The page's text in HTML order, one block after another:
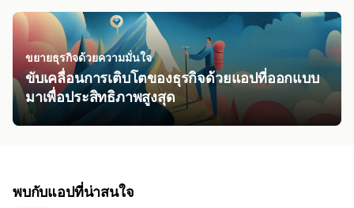
ขยายธุรกิจด้วยความมั่นใจ
ขับเคลื่อนการเติบโตของธุรกิจด้วยแอปที่ออกแบบ
มาเพื่อประสิทธิภาพสูงสุด
พบกับแอปที่น่าสนใจ